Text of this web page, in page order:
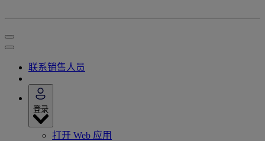
联系销售人员
登录
打开 Web 应用